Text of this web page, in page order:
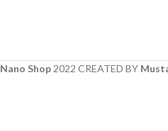
Nano Shop 2022 CREATED BY